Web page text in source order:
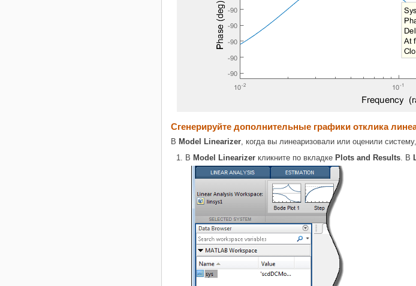
Сгенерируйте дополнительные графики отклика
В Model Linearizer, когда вы линеаризовали или оценили
В Model Linearizer кликните по вкладке Plots and Results. В